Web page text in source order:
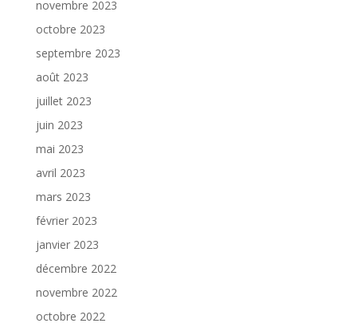
novembre 2023
octobre 2023
septembre 2023
août 2023
juillet 2023
juin 2023
mai 2023
avril 2023
mars 2023
février 2023
janvier 2023
décembre 2022
novembre 2022
octobre 2022